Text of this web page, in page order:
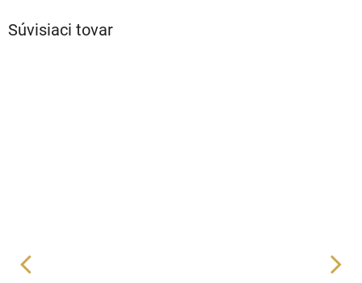
Súvisiaci tovar